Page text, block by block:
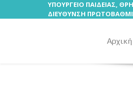
ΥΠΟΥΡΓΕΙΟ ΠΑΙΔΕΙΑΣ,
ΔΙΕΥΘΥΝΣΗ
Αρχική